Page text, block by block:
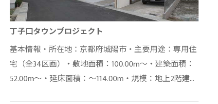
丁子口タウンプロジェクト
基本情報・所在地：京都府城陽市・主要用途：専用住
宅（全34区画）・敷地面積：100.00m～・建築面積：
52.00m～・延床面積：～114.00m・規模：地上2階建・